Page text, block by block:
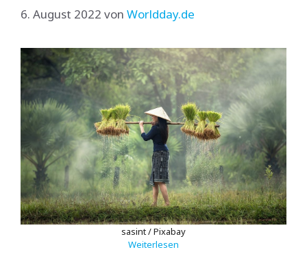
6. August 2022 von Worldday.de
sasint / Pixabay
Weiterlesen